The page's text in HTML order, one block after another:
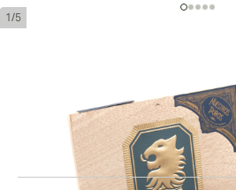
1/5
Liga Undercrown
Bague de jauge:52 Longueur:
1 Commentaires